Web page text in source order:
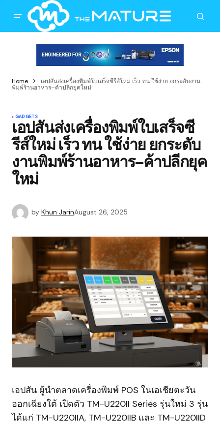
Home
เอปสันส่งเครื่องพิมพ์ใบเสร็จซีรีส์ใหม่ เร็ว ทน ใช้ง่าย ยกระดับงาน
พิมพ์ร้านอาหาร–ค้าปลีกยุคใหม่
GADGETS
เอปสันส่งเครื่องพิมพ์ใบเสร็จซี
รีส์ใหม่ เร็ว ทน ใช้ง่าย ยกระดับ
งานพิมพ์ร้านอาหาร–ค้าปลีกยุค
ใหม่
by Khun JarinAugust 26, 2025
เอปสัน ผู้นำตลาดเครื่องพิมพ์ POS ในเอเชียตะวัน
ออกเฉียงใต้ เปิดตัว TM-U220II Series รุ่นใหม่ 3 รุ่น
ได้แก่ TM-U220IIA, TM-U220IIB และ TM-U220IID